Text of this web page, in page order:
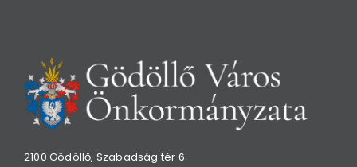
2100 Gödöllő, Szabadság tér 6.